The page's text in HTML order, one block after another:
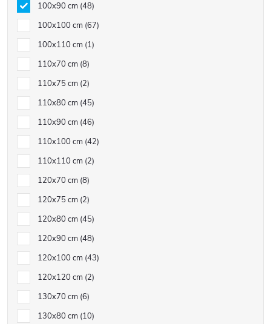
100x90 cm 48
100x100 cm 67
100x110 cm 1
110x70 cm 8
110x75 cm 2
110x80 cm 45
110x90 cm 46
110x100 cm 42
110x110 cm 2
120x70 cm 8
120x75 cm 2
120x80 cm 45
120x90 cm 48
120x100 cm 43
120x120 cm 2
130x70 cm 6
130x80 cm 10